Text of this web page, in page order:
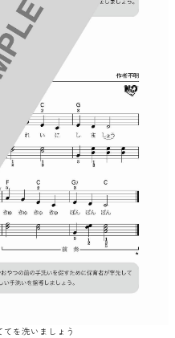
を洗いましょう